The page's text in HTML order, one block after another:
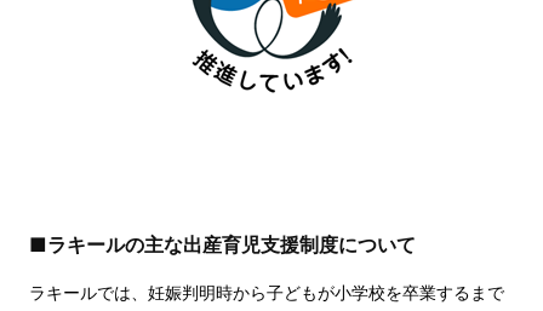
■ラキールの主な出産育児支援制度について
ラキールでは、妊娠判明時から子どもが小学校を卒業するまで